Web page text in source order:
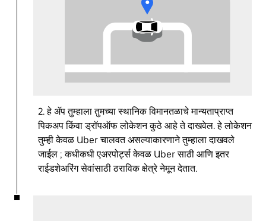
2. हे ॲप तुम्हाला तुमच्या स्थानिक विमानतळाचे मान्यताप्राप्त
पिकअप किंवा ड्रॉपऑफ लोकेशन कुठे आहे ते दाखवेल. हे लोकेशन
तुम्ही केवळ Uber चालवत असल्याकारणाने तुम्हाला दाखवले
जाईल ; कधीकधी एअरपोर्ट्स केवळ Uber साठी आणि इतर
राईडशेअरिंग सेवांसाठी ठराविक क्षेत्रे नेमून देतात.